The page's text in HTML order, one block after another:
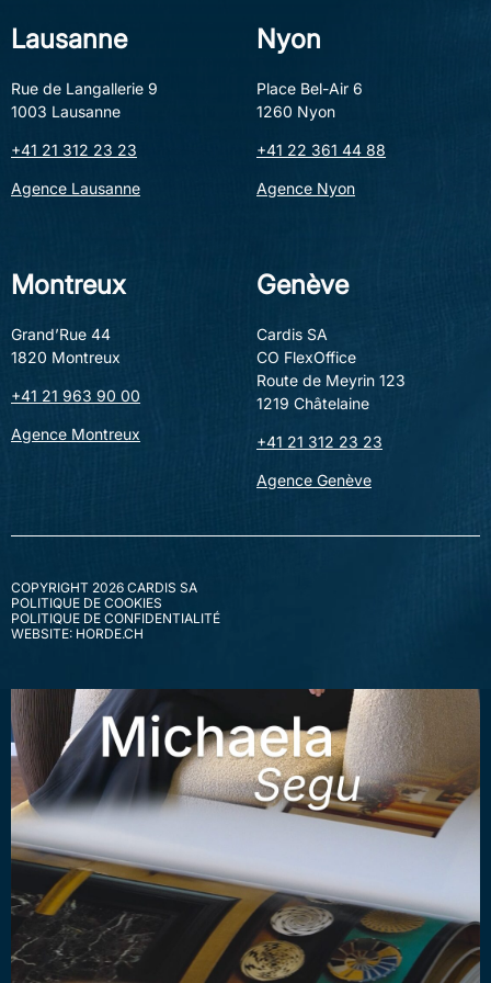
ACHETER
VENDRE
NOS PROMOTIONS
Depuis toujours, elle possède une sensibilité particulière aux lieux
et aux gens. Certains endroits dégagent une énergie, une
précisément cette dimension humaine qu’elle place au centre de
son métier.
choses simples, naturelles et cohérentes.
Organiser, coordonner et aligner chaque étape du processus,
une évidence qui se construit.
Lausanne
Rue de Langallerie 9
1003 Lausanne
+41 21 312 23 23
Agence Lausanne
Nyon
Place Bel-Air 6
1260 Nyon
+41 22 361 44 88
Agence Nyon
Montreux
Grand’Rue 44
1820 Montreux
+41 21 963 90 00
Agence Montreux
Genève
Cardis SA
CO FlexOffice
Route de Meyrin 123
1219 Châtelaine
+41 21 312 23 23
Agence Genève
COPYRIGHT 2026 CARDIS SA
POLITIQUE DE COOKIES
POLITIQUE DE CONFIDENTIALITÉ
WEBSITE: HORDE.CH